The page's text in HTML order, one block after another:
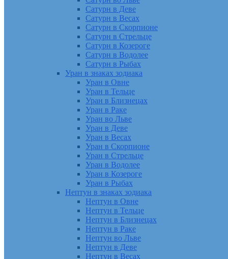
Сатурн в Деве
Сатурн в Весах
Сатурн в Скорпионе
Сатурн в Стрельце
Сатурн в Козероге
Сатурн в Водолее
Сатурн в Рыбах
Уран в знаках зодиака
Уран в Овне
Уран в Тельце
Уран в Близнецах
Уран в Раке
Уран во Льве
Уран в Деве
Уран в Весах
Уран в Скорпионе
Уран в Стрельце
Уран в Водолее
Уран в Козероге
Уран в Рыбах
Нептун в знаках зодиака
Нептун в Овне
Нептун в Тельце
Нептун в Близнецах
Нептун в Раке
Нептун во Льве
Нептун в Деве
Нептун в Весах